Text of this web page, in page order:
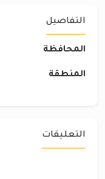
التفاصيل
المحافظة
المنطقة
التعليقات